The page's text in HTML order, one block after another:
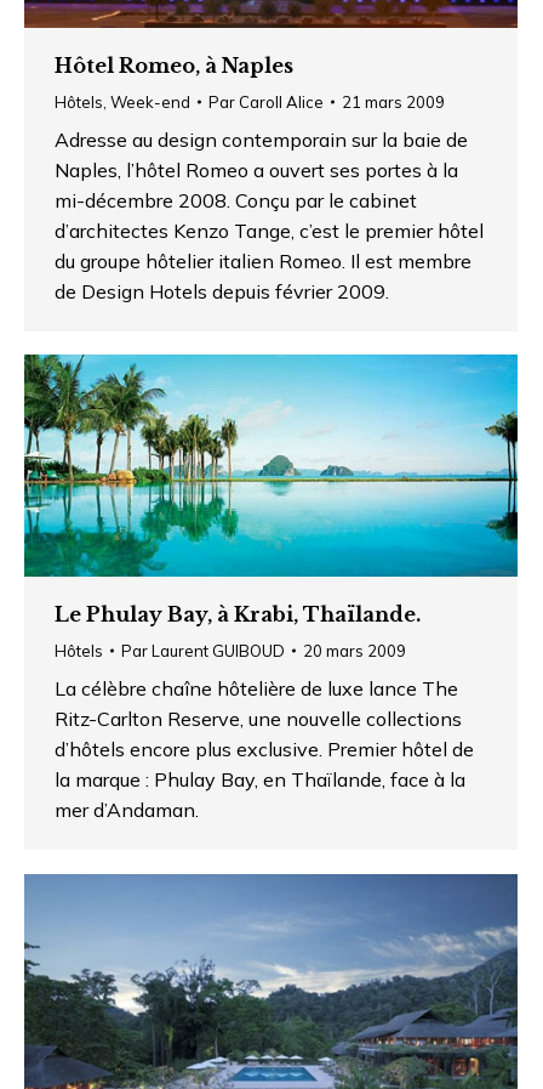
Hôtel Romeo, à Naples
Hôtels Week-end Par Caroll Alice 21 mars 2009
Adresse au design contemporain sur la baie de
Naples, l’hôtel Romeo a ouvert ses portes à la
mi-décembre 2008. Conçu par le cabinet
d’architectes Kenzo Tange, c’est le premier hôtel
du groupe hôtelier italien Romeo. Il est membre
de Design Hotels depuis février 2009.
Le Phulay Bay, à Krabi, Thaïlande.
Hôtels ParLaurent GUIBOUD 20 mars 2009
La célèbre chaîne hôtelière de luxe lance The
Ritz-Carlton Reserve, une nouvelle collections
d’hôtels encore plus exclusive. Premier hôtel de
la marque : Phulay Bay, en Thaïlande, face à la
mer d’Andaman.